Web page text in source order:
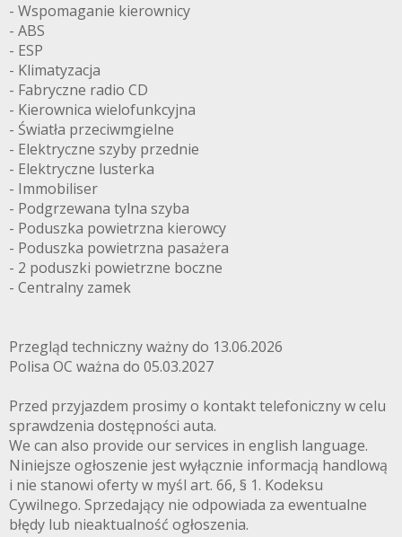
- Wspomaganie kierownicy
- ABS
- ESP
- Klimatyzacja
- Fabryczne radio CD
- Kierownica wielofunkcyjna
- Światła przeciwmgielne
- Elektryczne szyby przednie
- Elektryczne lusterka
- Immobiliser
- Podgrzewana tylna szyba
- Poduszka powietrzna kierowcy
- Poduszka powietrzna pasażera
- 2 poduszki powietrzne boczne
- Centralny zamek
Przegląd techniczny ważny do 13.06.2026
Polisa OC ważna do 05.03.2027
Przed przyjazdem prosimy o kontakt telefoniczny w celu
sprawdzenia dostępności auta.
We can also provide our services in english language.
Niniejsze ogłoszenie jest wyłącznie informacją handlową
i nie stanowi oferty w myśl art. 66, § 1. Kodeksu
Cywilnego. Sprzedający nie odpowiada za ewentualne
błędy lub nieaktualność ogłoszenia.